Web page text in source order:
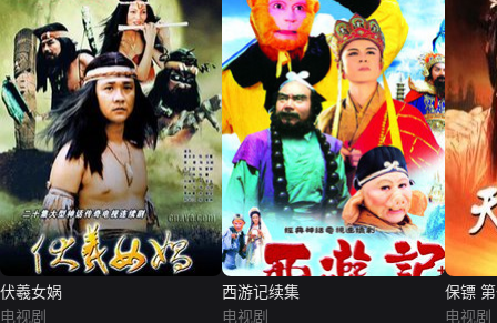
伏羲女娲
电视剧
西游记续集
电视剧
保镖
电视剧